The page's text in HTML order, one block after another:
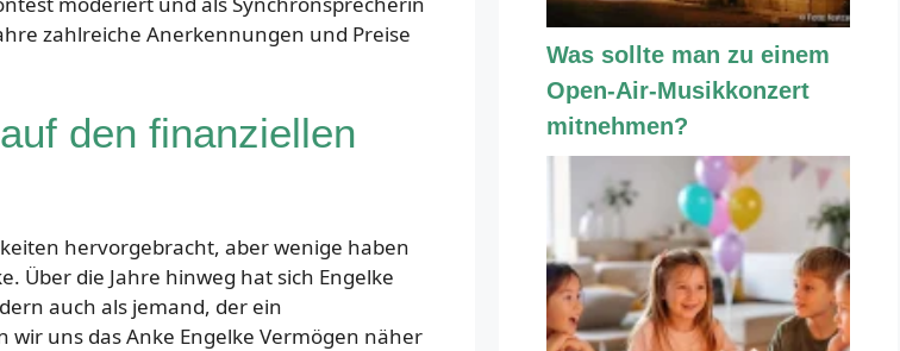
zahlreiche Anerkennungen und Preise
den finanziellen
hervorgebracht, aber wenige haben
Über die Jahre hinweg hat sich Engelke
auch als jemand, der ein
uns das Anke Engelke Vermögen näher
Was sollte man zu einem
Open-Air-Musikkonzert
mitnehmen?